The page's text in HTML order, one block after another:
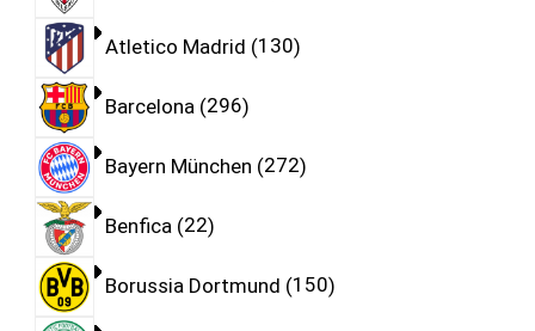
Atletico Madrid 130
Barcelona 296
Bayern München 272
Benfica 22
Borussia Dortmund 150